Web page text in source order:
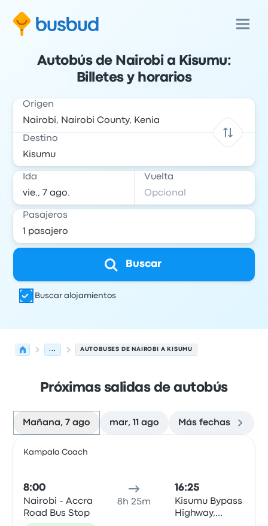
Autobús de Nairobi a Kisumu:
Billetes y horarios
Origen
Destino
Ida Vuelta
Pasajeros
Buscar
Buscar alojamientos
... AUTOBUSES DE NAIROBI A KISUMU
Próximas salidas de autobús
Mañana, 7 ago mar, 11 ago Más fechas
Kampala Coach
8:00
Nairobi - Accra
Road Bus Stop
8h 25m
16:25
Kisumu Bypass
Highway,